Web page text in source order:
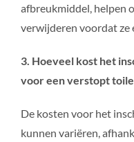
afbreukmiddel, helpen
verwijderen voordat ze
3. Hoeveel kost het
voor een verstopt
De kosten voor het
kunnen variëren,